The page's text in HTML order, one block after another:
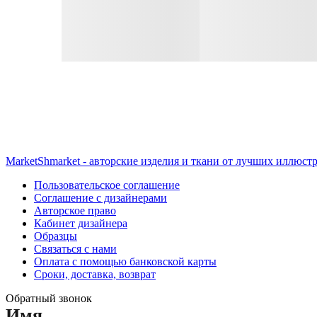
MarketShmarket - авторские изделия и ткани от лучших
Пользовательское соглашение
Соглашение с дизайнерами
Авторское право
Кабинет дизайнера
Образцы
Связаться с нами
Оплата с помощью банковской карты
Сроки, доставка, возврат
Обратный звонок